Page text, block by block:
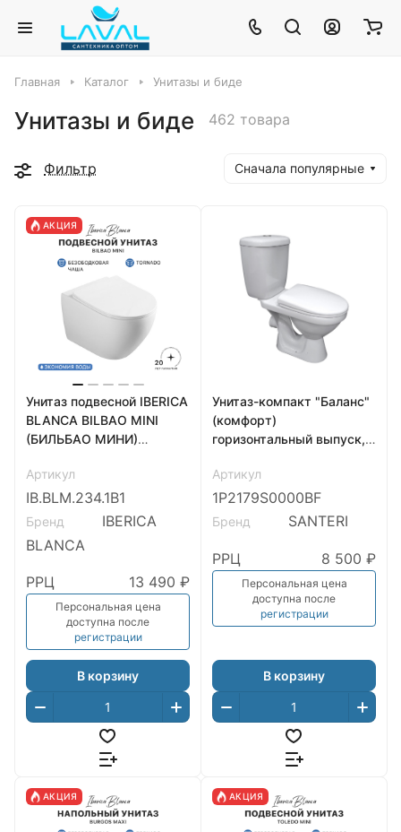
Главная Каталог Унитазы и биде
Унитазы и биде 462 товара
Фильтр Сначала популярные
АКЦИЯ
Унитаз подвесной IBERICA
BLANCA BILBAO MINI
(БИЛЬБАО МИНИ)
(IB.BLM.234.1B1)
Артикул
IB.BLM.234.1B1
Бренд
IBERICA
BLANCA
РРЦ 13 490 ₽
Персональная цена
доступна после
регистрации
В корзину
Унитаз-компакт "Баланс"
(комфорт)
горизонтальный выпуск, с
сиденьем, SANTERI
Артикул
1P2179S0000BF
Бренд SANTERI
РРЦ 8 500 ₽
Персональная цена
доступна после
регистрации
В корзину
АКЦИЯ АКЦИЯ